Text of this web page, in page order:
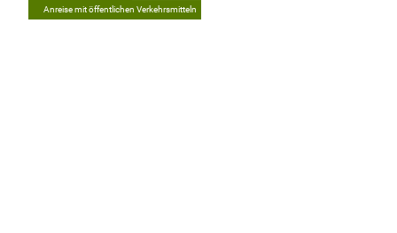
Anreise mit öffentlichen Verkehrsmitteln